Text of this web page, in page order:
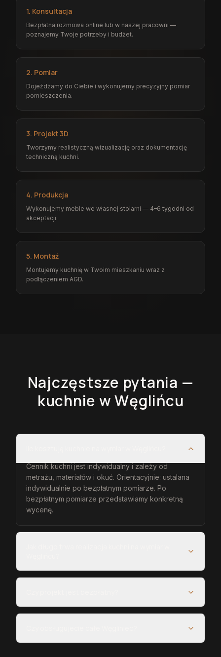
1. Konsultacja
Bezpłatna rozmowa online lub w naszej pracowni —
poznajemy Twoje potrzeby i budżet.
2. Pomiar
Dojeżdżamy do Ciebie i wykonujemy precyzyjny pomiar
pomieszczenia.
3. Projekt 3D
Tworzymy realistyczną wizualizację oraz dokumentację
techniczną kuchni.
4. Produkcja
Wykonujemy meble we własnej stolarni — 4–6 tygodni od
akceptacji.
5. Montaż
Montujemy kuchnię w Twoim mieszkaniu wraz z
podłączeniem AGD.
Najczęstsze pytania —
kuchnie w Węglińcu
Cennik kuchni jest indywidualny i zależy od
metrażu, materiałów i okuć. Orientacyjnie: ustalana
indywidualnie po bezpłatnym pomiarze. Po
bezpłatnym pomiarze przedstawiamy konkretną
wycenę.